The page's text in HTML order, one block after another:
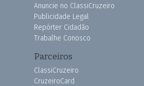
Anuncie no ClassiCruzeiro
Publicidade Legal
Repórter Cidadão
Trabalhe Conosco
Parceiros
ClassiCruzeiro
CruzeiroCard